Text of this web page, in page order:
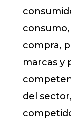
compra,
marcas y
del